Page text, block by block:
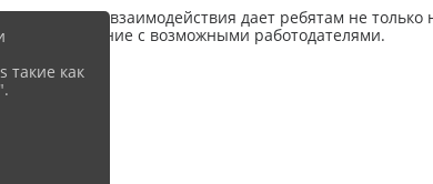
сетевого взаимодействия дает ребятам не
общение с возможными работодателями.
такие как